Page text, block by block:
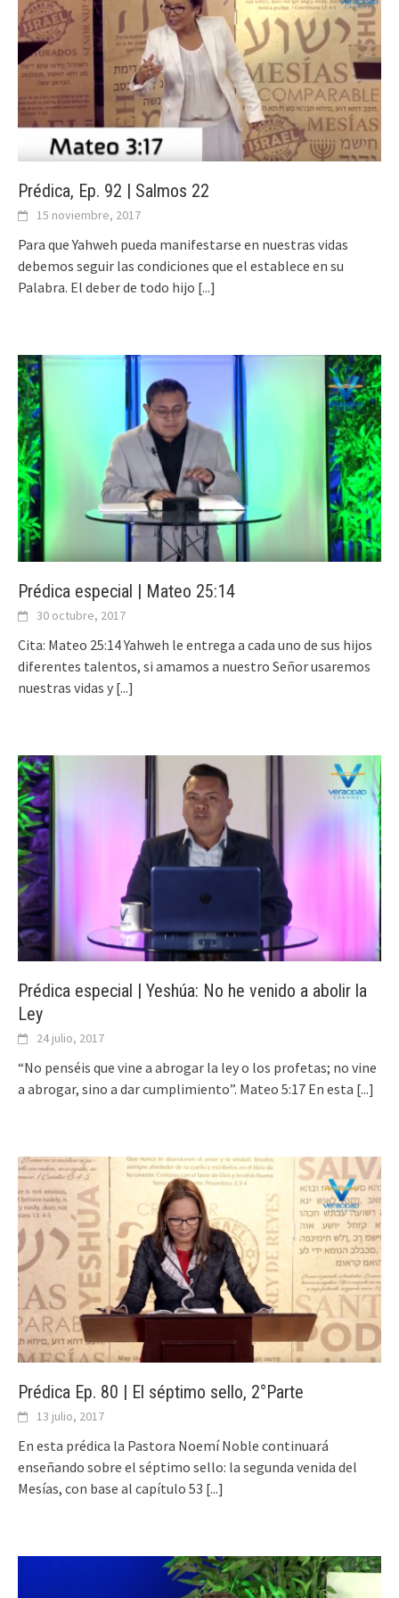
Prédica, Ep. 92 | Salmos 22
15 noviembre, 2017
Para que Yahweh pueda manifestarse en nuestras vidas
debemos seguir las condiciones que el establece en su
Palabra. El deber de todo hijo [...]
Prédica especial | Mateo 25:14
30 octubre, 2017
Cita: Mateo 25:14 Yahweh le entrega a cada uno de sus hijos
diferentes talentos, si amamos a nuestro Señor usaremos
nuestras vidas y [...]
Prédica especial | Yeshúa: No he venido a abolir la
Ley
24 julio, 2017
“No penséis que vine a abrogar la ley o los profetas; no vine
a abrogar, sino a dar cumplimiento”. Mateo 5:17 En esta [...]
Prédica Ep. 80 | El séptimo sello, 2°Parte
13 julio, 2017
En esta prédica la Pastora Noemí Noble continuará
enseñando sobre el séptimo sello: la segunda venida del
Mesías, con base al capítulo 53 [...]